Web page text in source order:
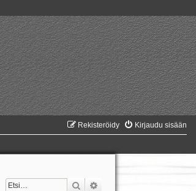
Kirjaudu sisään
Rekisteröidy
Etsi